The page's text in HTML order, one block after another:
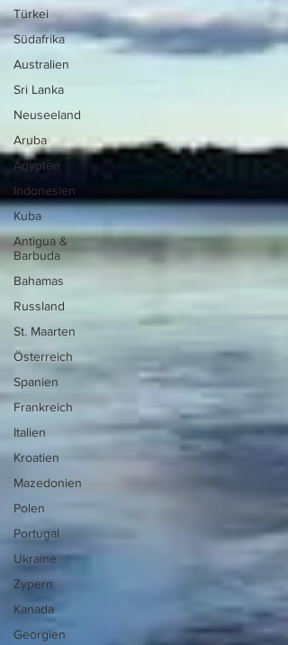
Türkei
Südafrika
Australien
Sri Lanka
Neuseeland
Aruba
Ägypten
Indonesien
Kuba
Antigua &
Barbuda
Bahamas
Russland
St. Maarten
Österreich
Spanien
Frankreich
Italien
Kroatien
Mazedonien
Polen
Portugal
Ukraine
Zypern
Kanada
Georgien